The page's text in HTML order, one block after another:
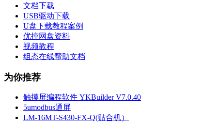
文档下载
USB驱动下载
U盘下载教程案例
优控网盘资料
视频教程
组态在线帮助文档
为你推荐
触摸屏编程软件 YKBuilder V7.0.40
5umodbus通屏
LM-16MT-S430-FX-Q(贴合机）